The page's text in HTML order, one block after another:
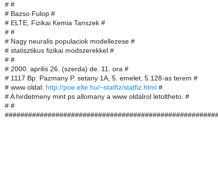
# #
# Bazso Fulop #
# ELTE, Fizikai Kemia Tanszek #
# #
# Nagy neuralis populaciok modellezese #
# statisztikus fizikai modszerekkel #
# #
# 2000. aprilis 26. (szerda) de. 11. ora #
# 1117 Bp. Pazmany P. setany 1A, 5. emelet, 5.128-as terem #
# www oldal: http://poe.elte.hu/~statfiz/statfiz.html #
# A hirdetmeny mint ps allomany a www oldalrol letoltheto. #
# #